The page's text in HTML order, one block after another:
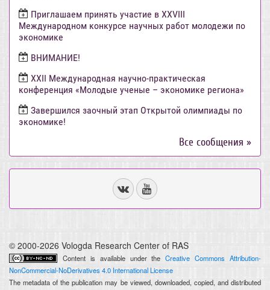
Приглашаем принять участие в XXVIII
Международном конкурсе научных работ молодежи по
экономике
ВНИМАНИЕ!
ХХII Международная научно-практическая
конференция «Молодые ученые – экономике региона»
Завершился заочный этап Открытой олимпиады по
экономике!
Все сообщения »
© 2000-2026 Vologda Research Center of RAS
Content is available under theCreative Commons Attribution-
NonCommercial-NoDerivatives 4.0 International License
The metadata of the publication may be viewed, downloaded, copied, and distributed